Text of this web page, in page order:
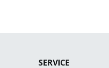
SERVICE